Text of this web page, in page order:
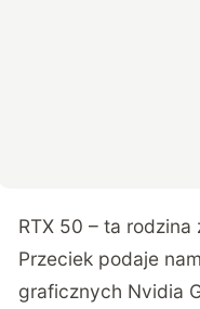
RTX 50 – ta rodzina
Przeciek podaje
graficznych Nvidia